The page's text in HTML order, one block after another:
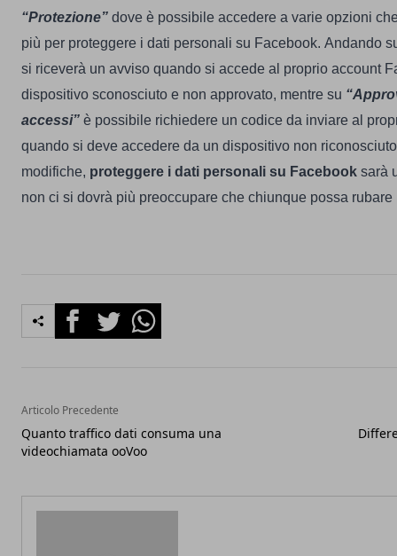
“Protezione” dove è possibile accedere a varie opzioni
più per proteggere i dati personali su Facebook. Andando
si riceverà un avviso quando si accede al proprio account
dispositivo sconosciuto e non approvato, mentre su
accessi” è possibile richiedere un codice da inviare al
quando si deve accedere da un dispositivo non
modifiche, proteggere i dati personali su Facebook sarà
non ci si dovrà più preoccupare che chiunque possa rubare
FacebookTwitterWhatsapp
Articolo Precedente
Quanto traffico dati consuma una
videochiamata ooVoo